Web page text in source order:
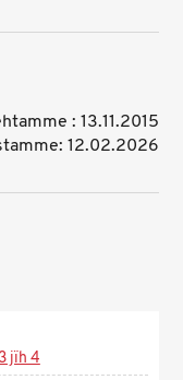
: 13.11.2015
12.02.2026
jïh 4